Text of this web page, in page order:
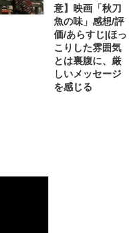
意】映画「秋刀
魚の味」感想/評
価/あらすじ|ほっ
こりした雰囲気
とは裏腹に、厳
しいメッセージ
を感じる